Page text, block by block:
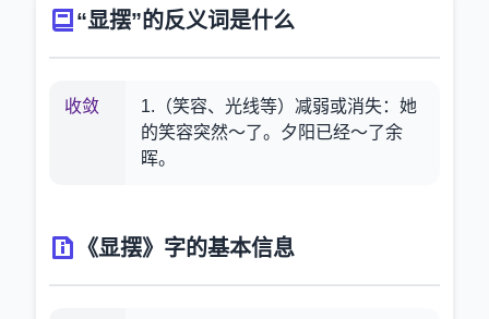
“显摆”的反义词是什么
收敛
1.（笑容、光线等）减弱或消失：她
的笑容突然～了。夕阳已经～了余
晖。
《显摆》字的基本信息